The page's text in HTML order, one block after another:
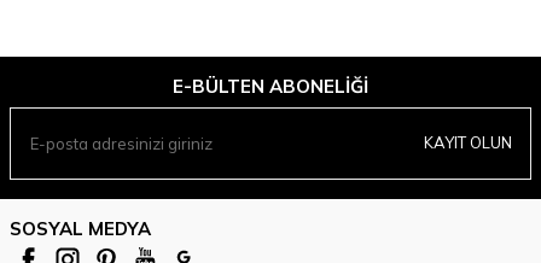
E-BÜLTEN ABONELIĞI
KAYIT OLUN
SOSYAL MEDYA